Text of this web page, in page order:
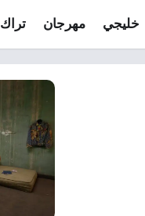
خليجي مهرجان تراك